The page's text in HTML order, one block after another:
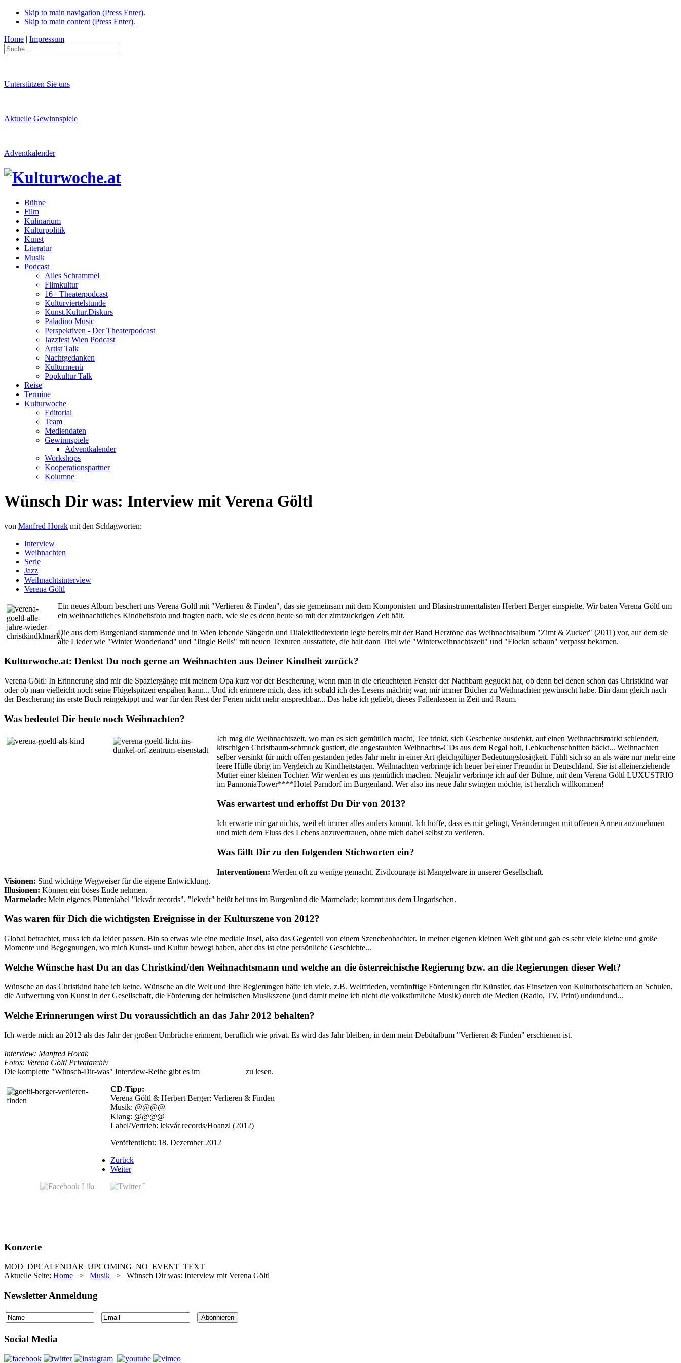
Skip to main navigation (Press Enter).
Skip to main content (Press Enter).
Home | Impressum
Unterstützen Sie uns
Aktuelle Gewinnspiele
Adventkalender
Bühne
Film
Kulinarium
Kulturpolitik
Kunst
Literatur
Musik
Podcast
Alles Schrammel
Filmkultur
16+ Theaterpodcast
Kulturviertelstunde
Kunst.Kultur.Diskurs
Paladino Music
Perspektiven - Der Theaterpodcast
Jazzfest Wien Podcast
Artist Talk
Nachtgedanken
Kulturmenü
Popkultur Talk
Reise
Termine
Kulturwoche
Editorial
Team
Mediendaten
Gewinnspiele
Adventkalender
Workshops
Kooperationspartner
Kolumne
Wünsch Dir was: Interview mit Verena Göltl
von Manfred Horak mit den Schlagworten:
Interview
Weihnachten
Serie
Jazz
Weihnachtsinterview
Verena Göltl
Ein neues Album beschert uns Verena Göltl mit "Verlieren & Finden", das sie gemeinsam mit dem Komponisten und Blasinstrumentalisten Herbert Berger einspielte. Wir baten Verena Göltl um
ein weihnachtliches Kindheitsfoto und fragten nach, wie sie es denn heute so mit der zimtzuckrigen Zeit hält.
Die aus dem Burgenland stammende und in Wien lebende Sängerin und Dialektliedtexterin legte bereits mit der Band Herztöne das Weihnachtsalbum "Zimt & Zucker" (2011) vor, auf dem sie
alte Lieder wie "Winter Wonderland" und "Jingle Bells" mit neuen Texturen ausstattete, die halt dann Titel wie "Winterweihnachtszeit" und "Flockn schaun" verpasst bekamen.
Kulturwoche.at: Denkst Du noch gerne an Weihnachten aus Deiner Kindheit zurück?
Verena Göltl: In Erinnerung sind mir die Spaziergänge mit meinem Opa kurz vor der Bescherung, wenn man in die erleuchteten Fenster der Nachbarn geguckt hat, ob denn bei denen schon das Christkind war
oder ob man vielleicht noch seine Flügelspitzen erspähen kann... Und ich erinnere mich, dass ich sobald ich des Lesens mächtig war, mir immer Bücher zu Weihnachten gewünscht habe. Bin dann gleich nach
der Bescherung ins erste Buch reingekippt und war für den Rest der Ferien nicht mehr ansprechbar... Das habe ich geliebt, dieses Fallenlassen in Zeit und Raum.
Was bedeutet Dir heute noch Weihnachten?
Ich mag die Weihnachtszeit, wo man es sich gemütlich macht, Tee trinkt, sich Geschenke ausdenkt, auf einen Weihnachtsmarkt schlendert,
kitschigen Christbaum-schmuck gustiert, die angestaubten Weihnachts-CDs aus dem Regal holt, Lebkuchenschnitten bäckt... Weihnachten
selber versinkt für mich offen gestanden jedes Jahr mehr in einer Art gleichgültiger Bedeutungslosigkeit. Fühlt sich so an als wäre nur mehr eine
leere Hülle übrig im Vergleich zu Kindheitstagen. Weihnachten verbringe ich heuer bei einer Freundin in Deutschland. Sie ist alleinerziehende
Mutter einer kleinen Tochter. Wir werden es uns gemütlich machen. Neujahr verbringe ich auf der Bühne, mit dem Verena Göltl LUXUSTRIO
im PannoniaTower****Hotel Parndorf im Burgenland. Wer also ins neue Jahr swingen möchte, ist herzlich willkommen!
Was erwartest und erhoffst Du Dir von 2013?
Ich erwarte mir gar nichts, weil eh immer alles anders kommt. Ich hoffe, dass es mir gelingt, Veränderungen mit offenen Armen anzunehmen
und mich dem Fluss des Lebens anzuvertrauen, ohne mich dabei selbst zu verlieren.
Was fällt Dir zu den folgenden Stichworten ein?
Interventionen: Werden oft zu wenige gemacht. Zivilcourage ist Mangelware in unserer Gesellschaft.
Visionen: Sind wichtige Wegweiser für die eigene Entwicklung.
Illusionen: Können ein böses Ende nehmen.
Marmelade: Mein eigenes Plattenlabel "lekvár records". "lekvár" heißt bei uns im Burgenland die Marmelade; kommt aus dem Ungarischen.
Was waren für Dich die wichtigsten Ereignisse in der Kulturszene von 2012?
Global betrachtet, muss ich da leider passen. Bin so etwas wie eine mediale Insel, also das Gegenteil von einem Szenebeobachter. In meiner eigenen kleinen Welt gibt und gab es sehr viele kleine und große
Momente und Begegnungen, wo mich Kunst- und Kultur bewegt haben, aber das ist eine persönliche Geschichte...
Welche Wünsche hast Du an das Christkind/den Weihnachtsmann und welche an die österreichische Regierung bzw. an die Regierungen dieser Welt?
Wünsche an das Christkind habe ich keine. Wünsche an die Welt und Ihre Regierungen hätte ich viele, z.B. Weltfrieden, vernünftige Förderungen für Künstler, das Einsetzen von Kulturbotschaftern an Schulen,
die Aufwertung von Kunst in der Gesellschaft, die Förderung der heimischen Musikszene (und damit meine ich nicht die volkstümliche Musik) durch die Medien (Radio, TV, Print) undundund...
Welche Erinnerungen wirst Du voraussichtlich an das Jahr 2012 behalten?
Ich werde mich an 2012 als das Jahr der großen Umbrüche erinnern, beruflich wie privat. Es wird das Jahr bleiben, in dem mein Debütalbum "Verlieren & Finden" erschienen ist.
Interview: Manfred Horak
Fotos: Verena Göltl Privatarchiv
Die komplette "Wünsch-Dir-was" Interview-Reihe gibt es im
zu lesen.
CD-Tipp:
Verena Göltl & Herbert Berger: Verlieren & Finden
Musik: @@@@
Klang: @@@@
Label/Vertrieb: lekvár records/Hoanzl (2012)
Veröffentlicht: 18. Dezember 2012
Zurück
Weiter
Konzerte
MOD_DPCALENDAR_UPCOMING_NO_EVENT_TEXT
Aktuelle Seite: Home > Musik > Wünsch Dir was: Interview mit Verena Göltl
Newsletter Anmeldung
Social Media